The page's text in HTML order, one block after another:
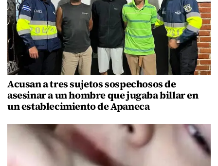
Acusan a tres sujetos sospechosos de
asesinar a un hombre que jugaba billar en
un establecimiento de Apaneca